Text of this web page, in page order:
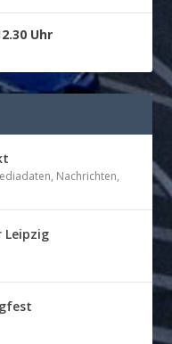
Uhr
, Nachrichten,
Leipzig